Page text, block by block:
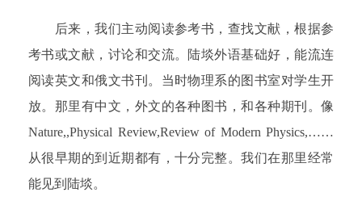
后来，我们主动阅读参考书，查找文献，根据参
考书或文献，讨论和交流。陆埮外语基础好，能流连
阅读英文和俄文书刊。当时物理系的图书室对学生开
放。那里有中文，外文的各种图书，和各种期刊。像
Nature,,Physical Review,Review of Modern Physics,……
从很早期的到近期都有，十分完整。我们在那里经常
能见到陆埮。